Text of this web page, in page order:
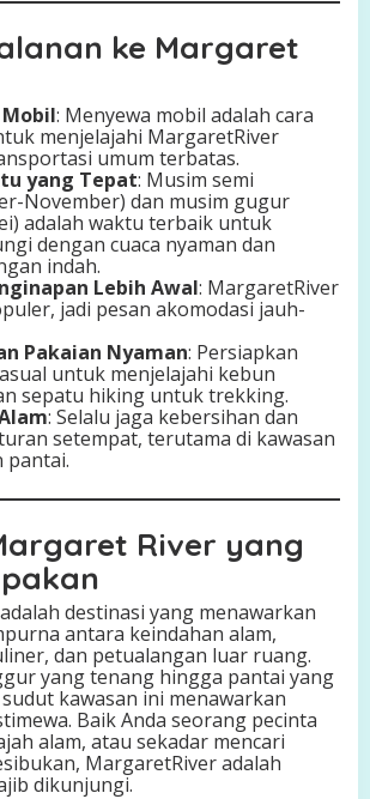
ke Margaret
: Menyewa mobil adalah cara
menjelajahi MargaretRiver
umum terbatas.
yang Tepat: Musim semi
November) dan musim gugur
adalah waktu terbaik untuk
dengan cuaca nyaman dan
indah.
Lebih Awal: MargaretRiver
jadi pesan akomodasi jauh-
Pakaian Nyaman: Persiapkan
untuk menjelajahi kebun
sepatu hiking untuk trekking.
: Selalu jaga kebersihan dan
setempat, terutama di kawasan
pantai.
River yang
destinasi yang menawarkan
antara keindahan alam,
dan petualangan luar ruang.
yang tenang hingga pantai yang
kawasan ini menawarkan
Baik Anda seorang pecinta
alam, atau sekadar mencari
MargaretRiver adalah
dikunjungi.